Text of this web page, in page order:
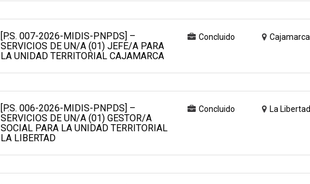
[P.S. 007-2026-MIDIS-PNPDS] –
SERVICIOS DE UN/A (01) JEFE/A PARA
LA UNIDAD TERRITORIAL CAJAMARCA
Concluido Cajamarca
[P.S. 006-2026-MIDIS-PNPDS] –
SERVICIOS DE UN/A (01) GESTOR/A
SOCIAL PARA LA UNIDAD TERRITORIAL
LA LIBERTAD
Concluido La Libertad